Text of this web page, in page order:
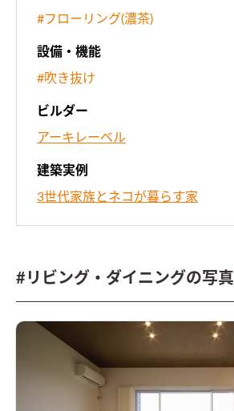
#フローリング(濃茶)
設備・機能
#吹き抜け
ビルダー
アーキレーベル
建築実例
3世代家族とネコが暮らす家
#リビング・ダイニングの写真